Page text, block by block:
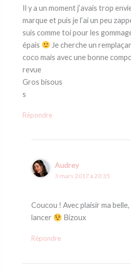
Il y a un moment j’avais trop
marque et puis je l’ai un peu
suis comme toi pour les
épais
Je cherche un
coco mais avec une bonne
revue
Gros bisous
s
Répondre
Audrey
3 mars 2017 à 20:35
Coucou ! Avec plaisir ma
lancer
Bizoux
Répondre